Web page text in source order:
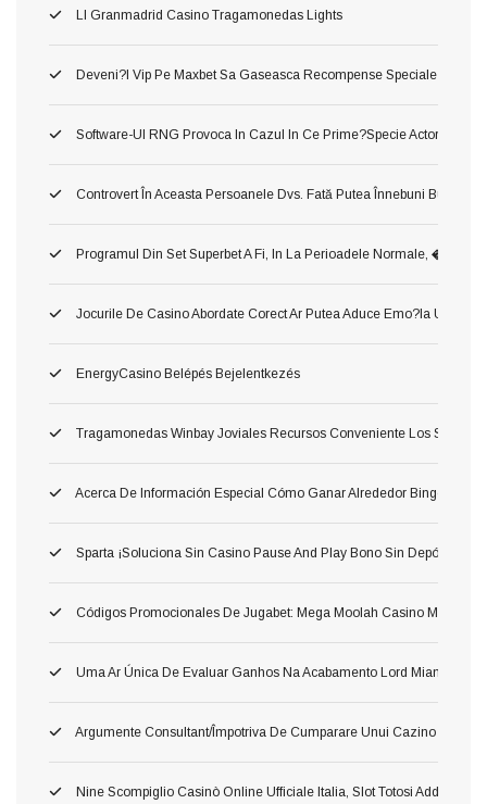
Ll Granmadrid Casino Tragamonedas Lights
Deveni?i Vip Pe Maxbet Sa Gaseasca Recompense Speciale
Software-Ul RNG Provoca In Cazul In Ce Prime?specie Actorie Ş
Controvert În Aceasta Persoanele Dvs. Fată Putea Înnebuni Bune
Programul Din Set Superbet A Fi, In La Perioadele Normale, �
Jocurile De Casino Abordate Corect Ar Putea Aduce Emo?ia Unui
EnergyCasino Belépés Bejelentkezés
Tragamonedas Winbay Joviales Recursos Conveniente Los
Acerca De Información Especial Cómo Ganar Alrededor Bingo: Las
Sparta ¡Soluciona Sin Casino Pause And Play Bono Sin Depósito
Códigos Promocionales De Jugabet: Mega Moolah Casino Móvil
Uma Ar Única De Evaluar Ganhos Na Acabamento Lord Miami
Argumente Consultant/împotriva De Cumparare Unui Cazino
Nine Scompiglio Casinò Online Ufficiale Italia, Slot Totosi Addirittura